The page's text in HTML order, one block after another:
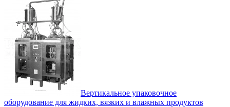
Вертикальное упаковочное
оборудование для жидких, вязких и влажных продуктов